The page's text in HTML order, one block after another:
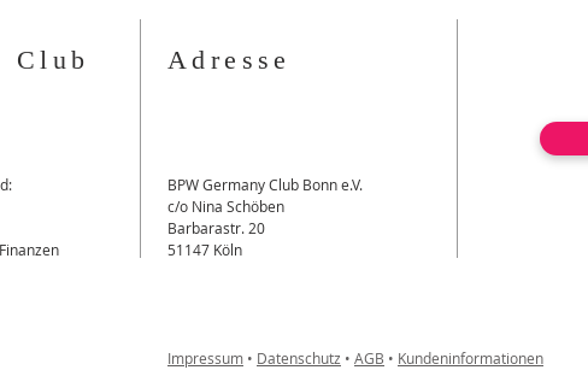
Club
Adresse
BPW Germany Club Bonn e.V.
c/o Nina Schöben
Barbarastr. 20
51147 Köln
Impressum • Datenschutz • AGB • Kundeninformationen